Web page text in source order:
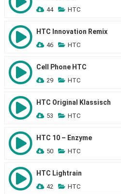
44 HTC
HTC Innovation Remix
46 HTC
Cell Phone HTC
29 HTC
HTC Original Klassisch
53 HTC
HTC 10 – Enzyme
50 HTC
HTC Lightrain
42 HTC